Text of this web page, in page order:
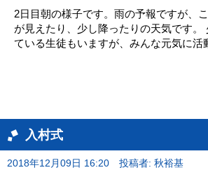
2日目朝の様子です。雨の予報ですが、
が見えたり、少し降ったりの天気です。
ている生徒もいますが、みんな元気に活
入村式
2018年12月09日 16:20 投稿者: 秋裕基